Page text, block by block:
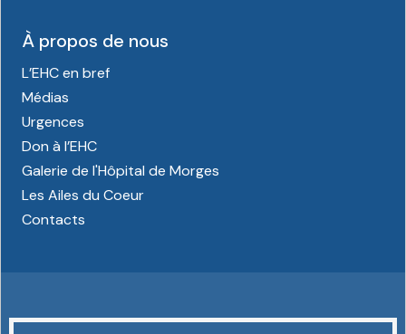
À propos de nous
L’EHC en bref
Médias
Urgences
Don à l’EHC
Galerie de l'Hôpital de Morges
Les Ailes du Coeur
Contacts